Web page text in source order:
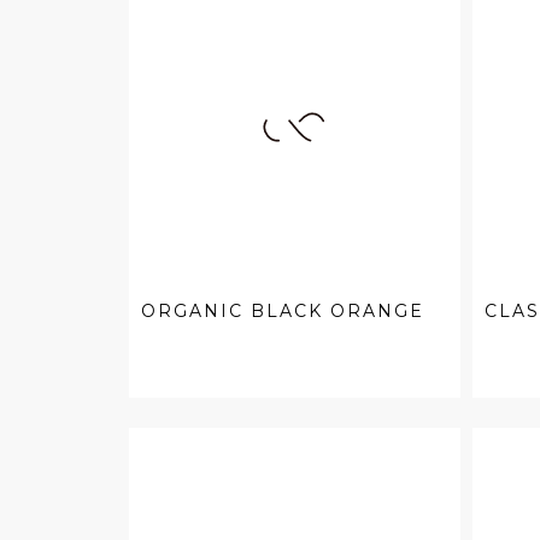
ORGANIC BLACK ORANGE